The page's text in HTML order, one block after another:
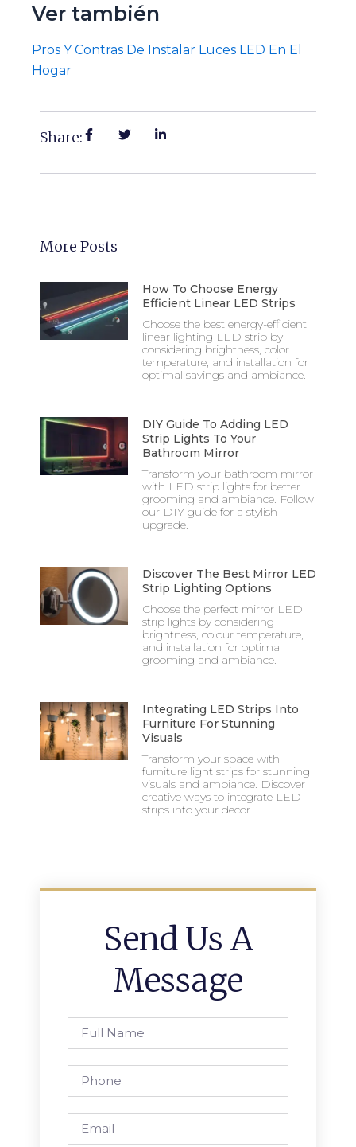
Ver también
Pros Y Contras De Instalar Luces LED En El
Hogar
Share:
More Posts
How To Choose Energy
Efficient Linear LED Strips
Choose the best energy-efficient
linear lighting LED strip by
considering brightness, color
temperature, and installation for
optimal savings and ambiance.
DIY Guide To Adding LED
Strip Lights To Your
Bathroom Mirror
Transform your bathroom mirror
with LED strip lights for better
grooming and ambiance. Follow
our DIY guide for a stylish
upgrade.
Discover The Best Mirror LED
Strip Lighting Options
Choose the perfect mirror LED
strip lights by considering
brightness, colour temperature,
and installation for optimal
grooming and ambiance.
Integrating LED Strips Into
Furniture For Stunning
Visuals
Transform your space with
furniture light strips for stunning
visuals and ambiance. Discover
creative ways to integrate LED
strips into your decor.
Send Us A
Message
Name